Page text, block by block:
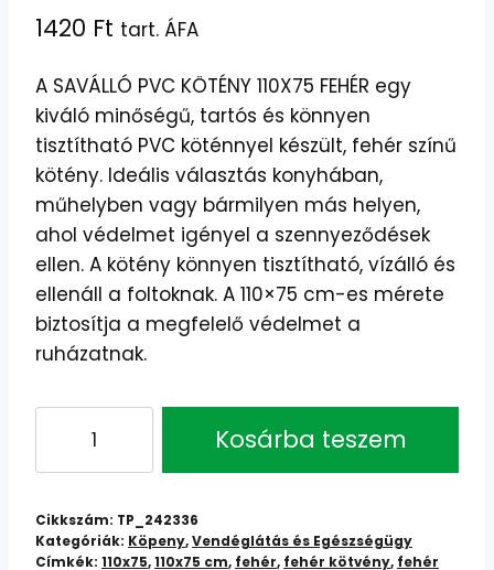
1420 Ft tart. ÁFA
A SAVÁLLÓ PVC KÖTÉNY 110X75 FEHÉR egy
kiváló minőségű, tartós és könnyen
tisztítható PVC köténnyel készült, fehér színű
kötény. Ideális választás konyhában,
műhelyben vagy bármilyen más helyen,
ahol védelmet igényel a szennyeződések
ellen. A kötény könnyen tisztítható, vízálló és
ellenáll a foltoknak. A 110×75 cm-es mérete
biztosítja a megfelelő védelmet a
ruházatnak.
Kötény
110x75
Fehér:
Kosárba teszem
Cikkszám: TP_242336
Kategóriák: Köpeny,Vendéglátás és Egészségügy
Címkék: 110x75,110x75 cm, fehér, fehér kötvény, fehér